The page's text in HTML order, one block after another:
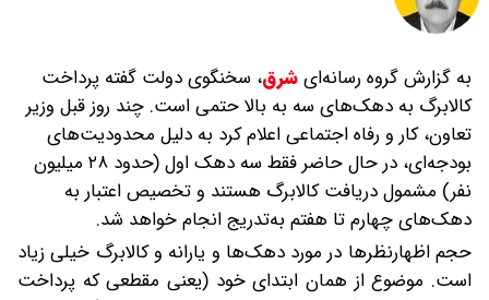
به گزارش گروه رسانه‌ایشرق، سخنگوی دولت گفته پرداخت
کالابرگ به دهک‌های سه به بالا حتمی است. چند روز قبل وزیر
تعاون، کار و رفاه اجتماعی اعلام کرد به دلیل محدودیت‌های
بودجه‌ای، در حال حاضر فقط سه دهک اول (حدود ۲۸ میلیون
نفر) مشمول دریافت کالابرگ هستند و تخصیص اعتبار به
دهک‌های چهارم تا هفتم به‌تدریج انجام خواهد شد.
حجم اظهارنظرها در مورد دهک‌ها و یارانه و کالابرگ خیلی زیاد
است. موضوع از همان ابتدای خود (یعنی مقطعی که پرداخت